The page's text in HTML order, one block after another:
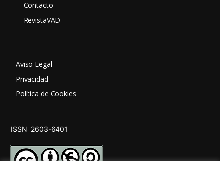
Contacto
RevistaVAD
Aviso Legal
Privacidad
Política de Cookies
ISSN: 2603-6401